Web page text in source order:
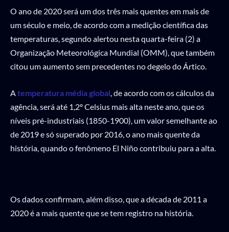
O ano de 2020 será um dos três mais quentes em mais de
um século e meio, de acordo com a medição científica das
temperaturas, segundo alertou nesta quarta-feira (2) a
Organização Meteorológica Mundial (OMM), que também
citou um aumento sem precedentes no degelo do Ártico.
A temperatura média global , de acordo com os cálculos da
agência, será até 1,2º Celsius mais alta neste ano, que os
níveis pré-industriais (1850-1900), um valor semelhante ao
de 2019 e só superado por 2016, o ano mais quente da
história, quando o fenômeno El Niño contribuiu para a alta.
Os dados confirmam, além disso, que a década de 2011 a
2020 é a mais quente que se tem registro na história.